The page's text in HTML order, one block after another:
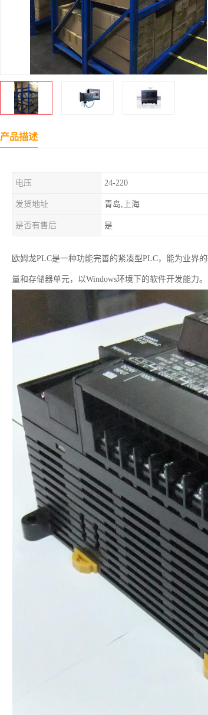
产品描述
电压 24-220
发货地址 青岛,上海
是否有售后 是
欧姆龙PLC是一种功能完善的紧凑型PLC，能为业界
量和存储器单元，以Windows环境下的软件开发能力。